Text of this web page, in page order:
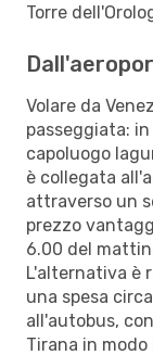
Torre
Volare da
passeggiata:
capoluogo
è collegata
attraverso un
prezzo
6.00 del
L'alternativa è
una spesa
all'autobus,
Tirana in